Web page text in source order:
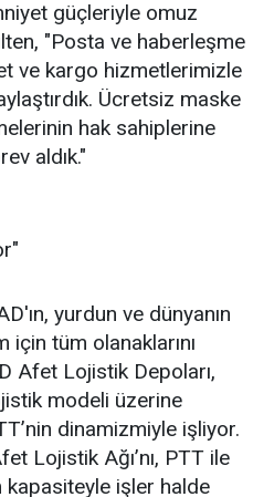
güçleriyle omuz
"Posta ve haberleşme
ve kargo hizmetlerimizle
Ücretsiz maske
hak sahiplerine
aldık."
yurdun ve dünyanın
için tüm olanaklarını
Afet Lojistik Depoları,
modeli üzerine
dinamizmiyle işliyor.
Lojistik Ağı’nı, PTT ile
işler halde